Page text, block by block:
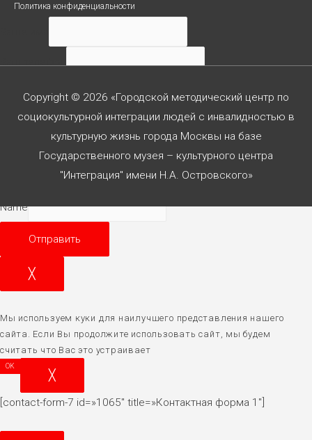
Политика конфиденциальности
Copyright © 2026 «Городской методический центр по
социокультурной интеграции людей с инвалидностью в
культурную жизнь города Москвы на базе
Государственного музея – культурного центра
"Интеграция" имени Н.А. Островского»
Name
Отправить
╳
Мы используем куки для наилучшего представления нашего
сайта. Если Вы продолжите использовать сайт, мы будем
считать что Вас это устраивает
OK
╳
[contact-form-7 id=»1065″ title=»Контактная форма 1″]